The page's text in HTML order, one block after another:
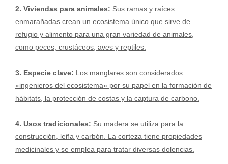
2. Viviendas para animales: Sus ramas y raíces
enmarañadas crean un ecosistema único que sirve de
refugio y alimento para una gran variedad de animales,
como peces, crustáceos, aves y reptiles.
3. Especie clave: Los manglares son considerados
«ingenieros del ecosistema» por su papel en la formación de
hábitats, la protección de costas y la captura de carbono.
4. Usos tradicionales: Su madera se utiliza para la
construcción, leña y carbón. La corteza tiene propiedades
medicinales y se emplea para tratar diversas dolencias.